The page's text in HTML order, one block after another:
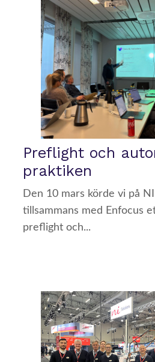
Preflight och
praktiken
Den 10 mars körde vi på
tillsammans med Enfocus
preflight och...